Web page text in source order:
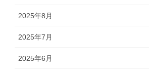
2025年8月
2025年7月
2025年6月